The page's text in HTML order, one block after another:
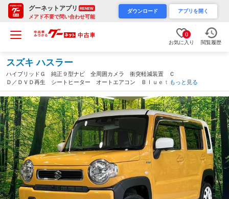
グーネットアプリ RENEW
メアド不要で問い合わせ可能
ダウンロード アプリを開く
0
お気に入り 閲覧履歴
スズキ ハスラー
ハイブリッドＧ 純正９型ナビ 全周囲カメラ 衝突軽減装置 Ｃ
Ｄ／ＤＶＤ再生 シートヒーター オートエアコン Ｂｌｕｅｔｏ
ｏｔｈ接続 リアパーキングセンサー プッシュスタート＆スマー
トキー アイドリングストップ 禁煙車（群馬県）
もっと見る